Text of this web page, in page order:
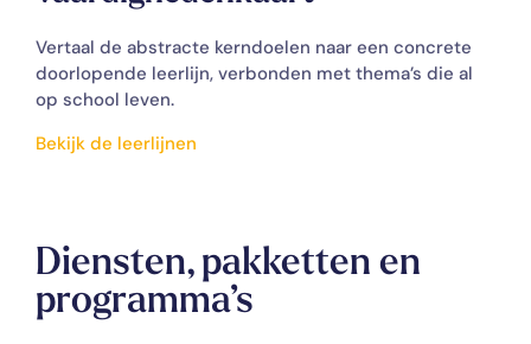
Vertaal de abstracte kerndoelen naar een concrete
doorlopende leerlijn, verbonden met thema’s die al
op school leven.
Bekijk de leerlijnen
Diensten, pakketten en
programma’s